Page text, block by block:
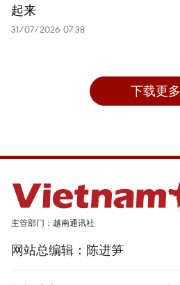
起来
31/07/2026 07:38
下载更多
主管部门：越南通讯社
网站总编辑：陈进笋